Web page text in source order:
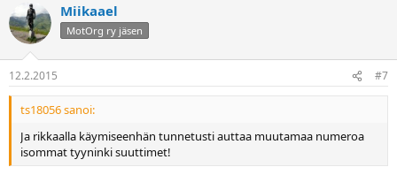
Miikaael
MotOrg ry jäsen
12.2.2015 #7
ts18056 sanoi:
Ja rikkaalla käymiseenhän tunnetusti auttaa muutamaa numeroa
isommat tyyninki suuttimet!